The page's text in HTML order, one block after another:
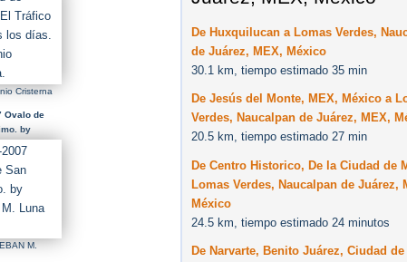
Cristerna
Ovalo de
by
Luna
M.
De Huxquilucan a Lomas Verdes,
de Juárez, MEX, México
30.1 km, tiempo estimado 35 min
De Jesús del Monte, MEX, México a
Verdes, Naucalpan de Juárez, MEX,
20.5 km, tiempo estimado 27 min
De Centro Historico, De la Ciudad de
Lomas Verdes, Naucalpan de Juárez,
México
24.5 km, tiempo estimado 24 minutos
De Narvarte, Benito Juárez, Ciudad